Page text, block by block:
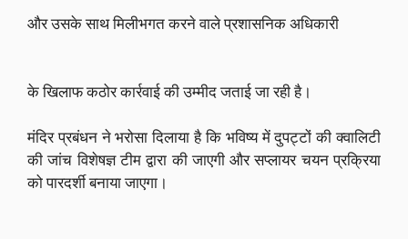
और उसके साथ मिलीभगत करने वाले प्रशासनिक अधिकारी
के खिलाफ कठोर कार्रवाई की उम्मीद जताई जा रही है।
मंदिर प्रबंधन ने भरोसा दिलाया है कि भविष्य में दुपट्टों की क्वालिटी
की जांच विशेषज्ञ टीम द्वारा की जाएगी और सप्लायर चयन प्रक्रिया
को पारदर्शी बनाया जाएगा।